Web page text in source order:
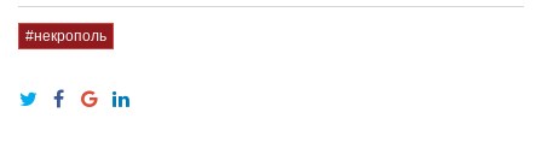
#некрополь